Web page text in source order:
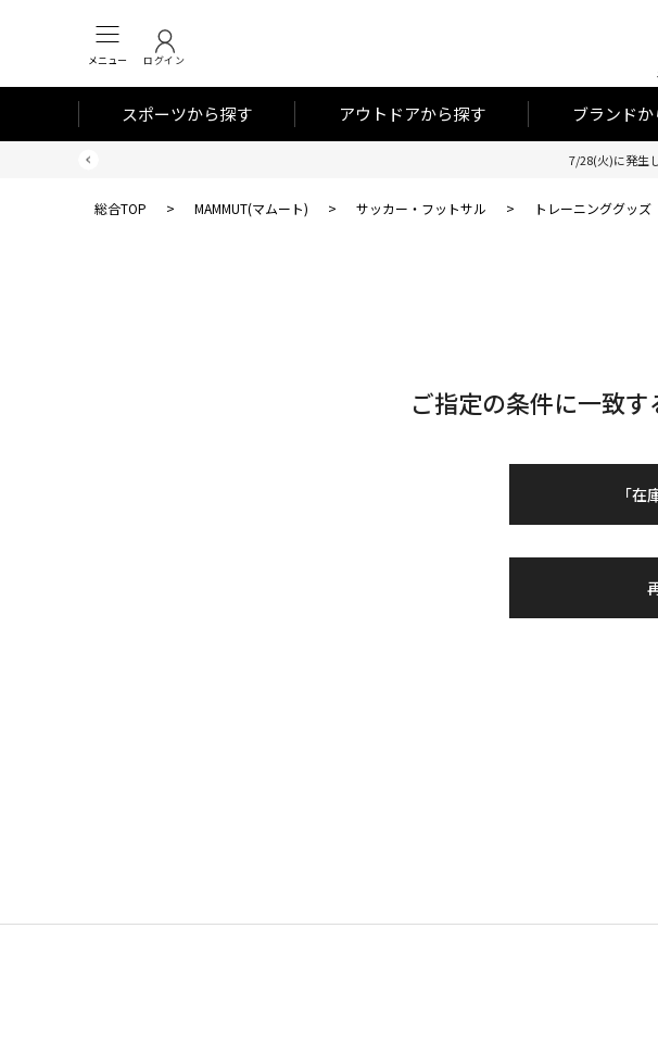
メニュー ログイン
スポーツから探す アウトドアから探す ブランド
7/28(火)に発生
総合TOP > MAMMUT(マムート) > サッカー・フットサル > トレーニンググッズ
ご指定の条件に一致す
「